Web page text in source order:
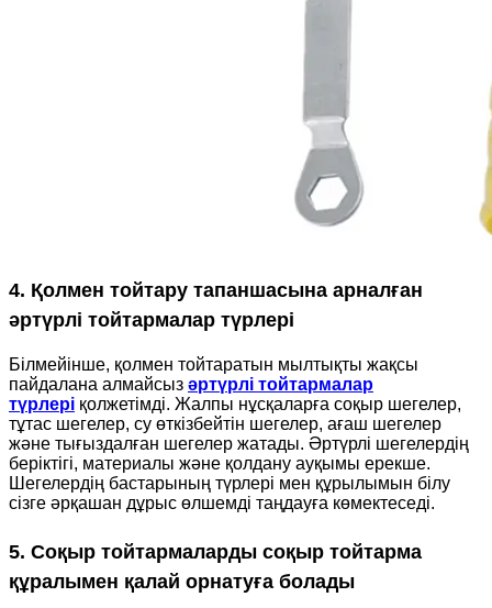
4. Қолмен тойтару тапаншасына арналған
әртүрлі тойтармалар түрлері
Білмейінше, қолмен тойтаратын мылтықты жақсы
пайдалана алмайсыз әртүрлі тойтармалар
түрлері қолжетімді. Жалпы нұсқаларға соқыр шегелер,
тұтас шегелер, су өткізбейтін шегелер, ағаш шегелер
және тығыздалған шегелер жатады. Әртүрлі шегелердің
беріктігі, материалы және қолдану ауқымы ерекше.
Шегелердің бастарының түрлері мен құрылымын білу
сізге әрқашан дұрыс өлшемді таңдауға көмектеседі.
5. Соқыр тойтармаларды соқыр тойтарма
құралымен қалай орнатуға болады